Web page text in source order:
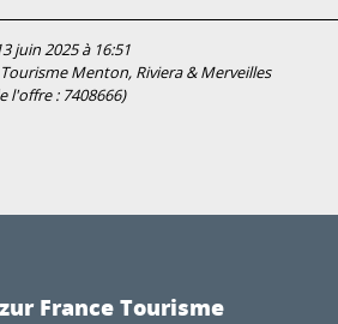
juin 2025 à 16:51
Menton, Riviera & Merveilles
l'offre : 7408666)
France Tourisme